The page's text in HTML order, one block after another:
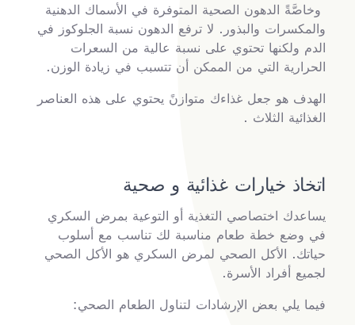
وخاصَّةً الدهون الصحية المتوفرة في الأسماك الدهنية
والمكسرات والبذور. لا ترفع الدهون نسبة الجلوكوز في
الدم ولكنها تحتوي على نسبة عالية من السعرات
الحرارية التي من الممكن أن تتسبب في زيادة الوزن.
الهدف هو جعل غذاءك متوازنً يحتوي على هذه العناصر
الغذائية الثلاث .
اتخاذ خيارات غذائية و صحية
يساعدك اختصاصي التغذية أو التوعية بمرض السكري
في وضع خطة طعام مناسبة لك تناسب مع أسلوب
حياتك. الأكل الصحي لمرض السكري هو الأكل الصحي
لجميع أفراد الأسرة.
فيما يلي بعض الإرشادات لتناول الطعام الصحي: